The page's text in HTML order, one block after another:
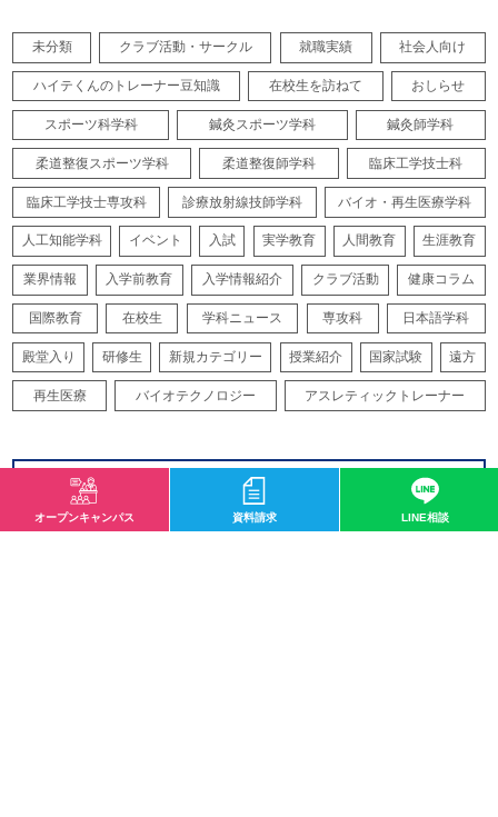
未分類 クラブ活動・サークル 就職実績 社会人向け
ハイテくんのトレーナー豆知識 在校生を訪ねて おしらせ
スポーツ科学科 鍼灸スポーツ学科 鍼灸師学科
柔道整復スポーツ学科 柔道整復師学科 臨床工学技士科
臨床工学技士専攻科 診療放射線技師学科 バイオ・再生医療学科
人工知能学科 イベント 入試 実学教育 人間教育 生涯教育
業界情報 入学前教育 入学情報紹介 クラブ活動 健康コラム
国際教育 在校生 学科ニュース 専攻科 日本語学科
殿堂入り 研修生 新規カテゴリー 授業紹介 国家試験 遠方
再生医療 バイオテクノロジー アスレティックトレーナー
サイトマップ
オープンキャンパス 資料請求 LINE相談